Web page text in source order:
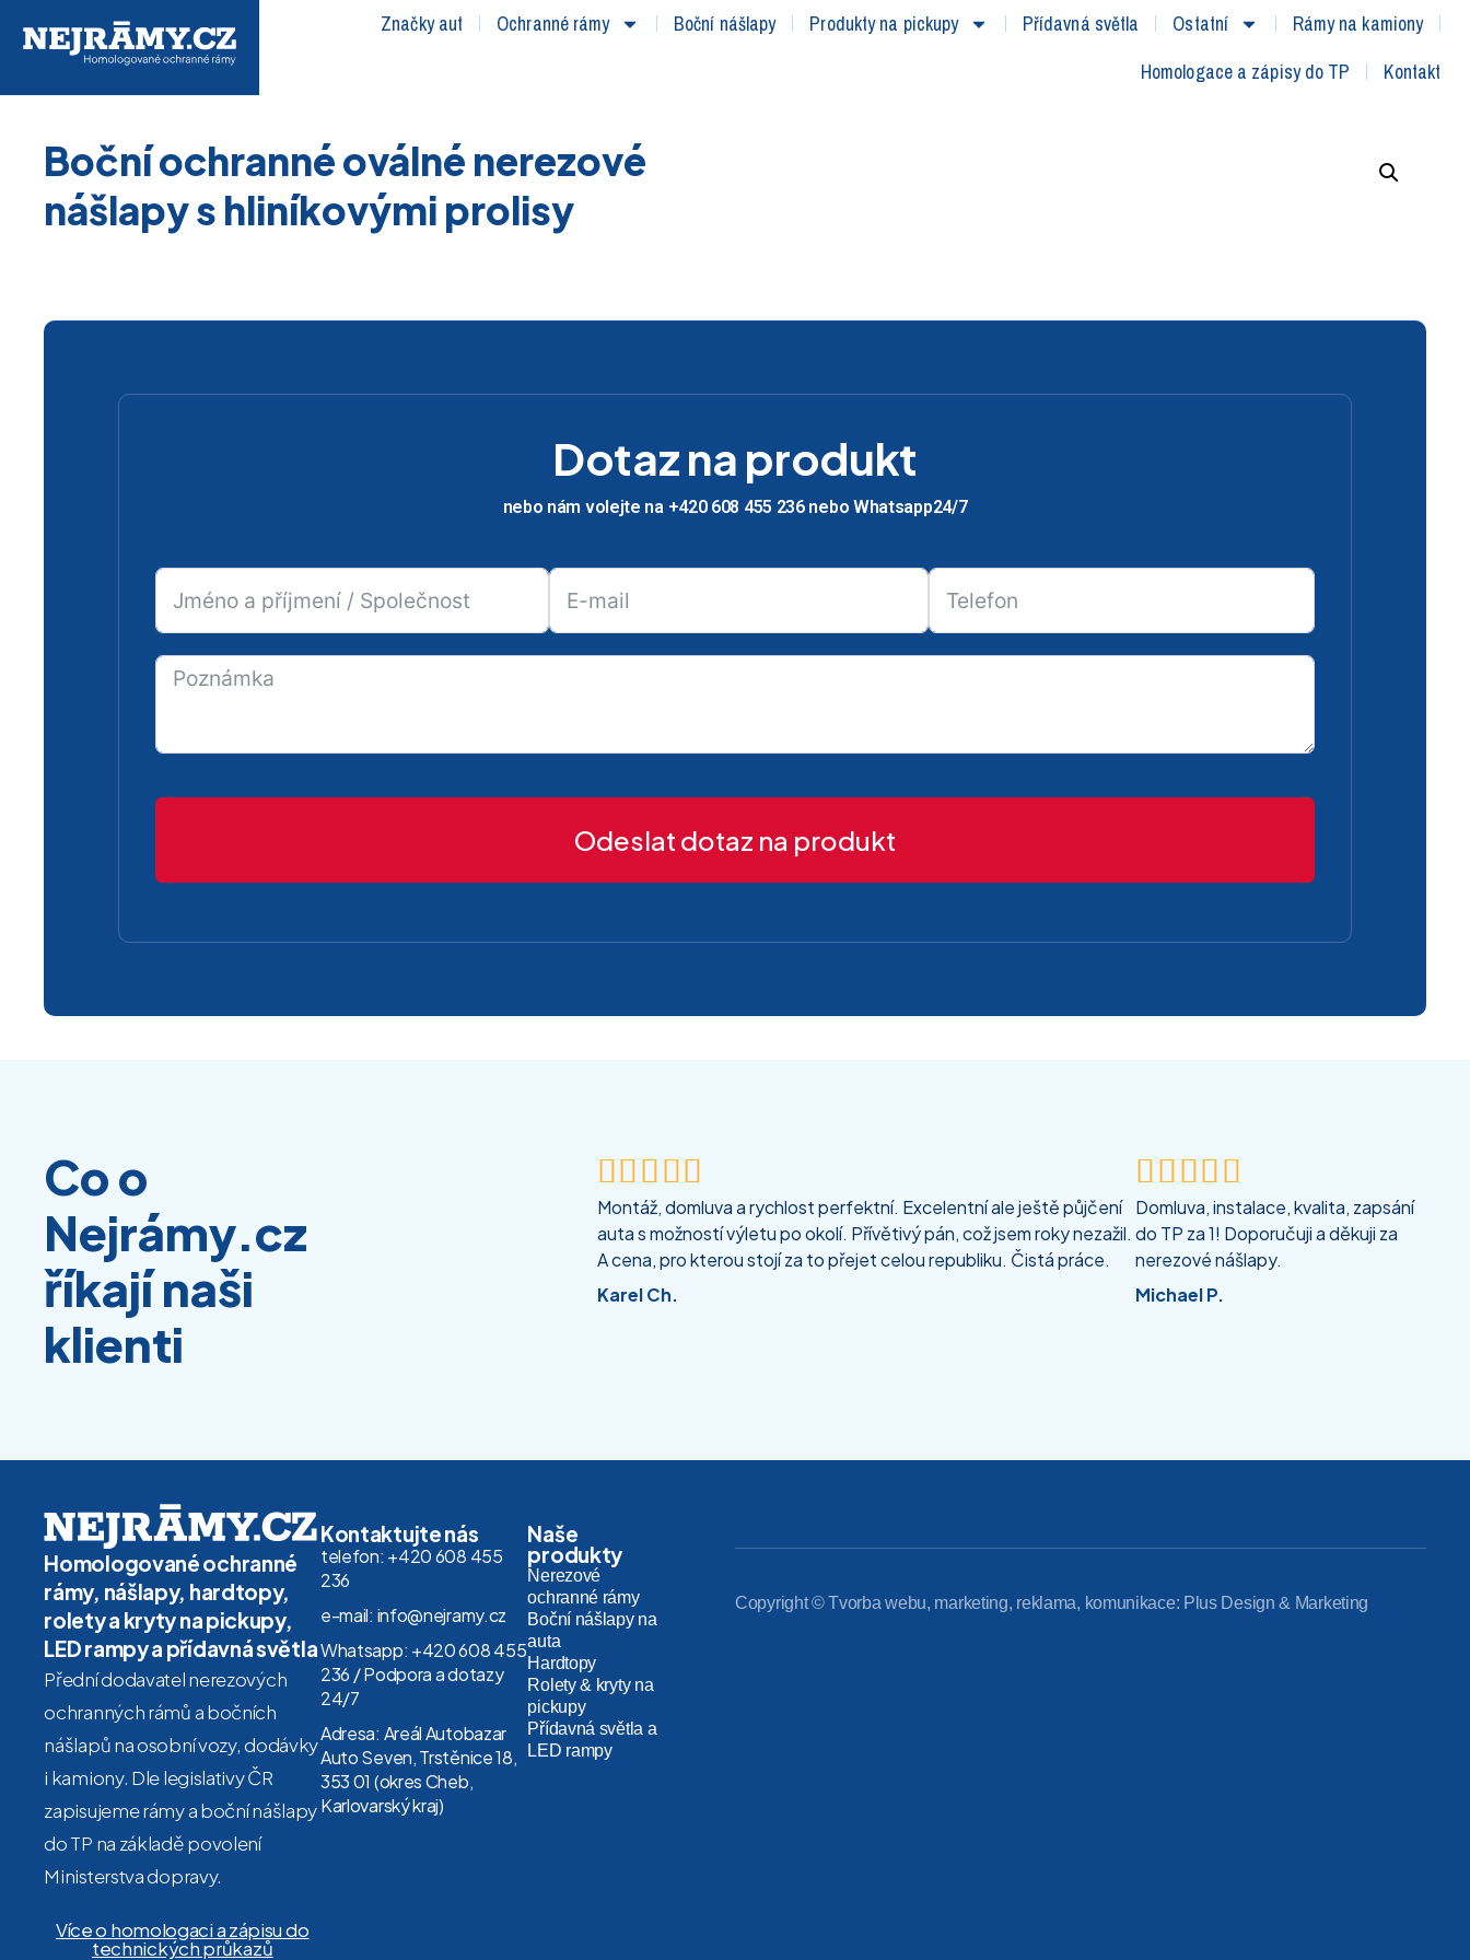
Značky aut Ochranné rámy Boční nášlapy Produkty na pickupy Přídavná světla Ostatní
Rámy na kamiony
Homologace a zápisy do TP
Kontakt
Boční ochranné oválné nerezové
nášlapy s hliníkovými prolisy
Dotaz na produkt
nebo nám volejte na +420 608 455 236 nebo Whatsapp24/7
Odeslat dotaz na produkt
Co o
Nejrámy.cz
říkají naši
klienti

Montáž, domluva a rychlost perfektní. Excelentní ale ještě půjčení
auta s možností výletu po okolí. Přívětivý pán, což jsem roky nezažil.
A cena, pro kterou stojí za to přejet celou republiku. Čistá práce.
Karel Ch.

Domluva, instalace, kvalita, zapsání
do TP za 1! Doporučuji a děkuji za
nerezové nášlapy.
Michael P.
Homologované ochranné
rámy, nášlapy, hardtopy,
rolety a kryty na pickupy,
LED rampy a přídavná světla
Přední dodavatel nerezových
ochranných rámů a bočních
nášlapů na osobní vozy, dodávky
i kamiony. Dle legislativy ČR
zapisujeme rámy a boční nášlapy
do TP na základě povolení
Ministerstva dopravy.
Více o homologaci a zápisu do
technických průkazů
Kontaktujte nás
telefon: +420 608 455
236
e-mail: info@nejramy.cz
Whatsapp: +420 608 455
236 / Podpora a dotazy
24/7
Adresa: Areál Autobazar
Auto Seven, Trstěnice 18,
353 01 (okres Cheb,
Karlovarský kraj)
Naše
produkty
Nerezové
ochranné rámy
Boční nášlapy na
auta
Hardtopy
Rolety & kryty na
pickupy
Přídavná světla a
LED rampy
Copyright © Tvorba webu, marketing, reklama, komunikace: Plus Design & Marketing